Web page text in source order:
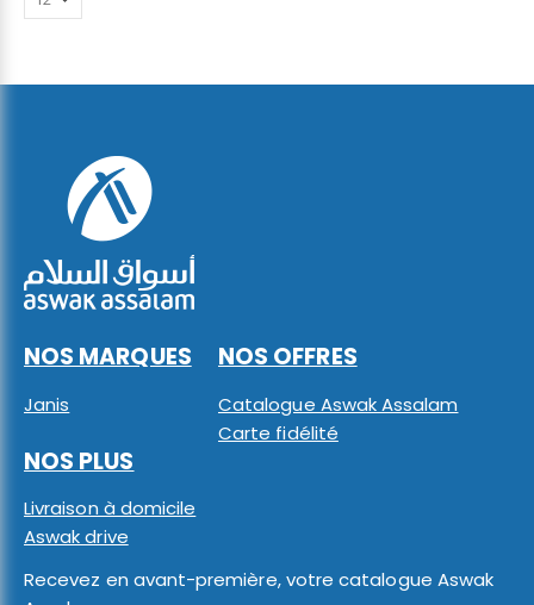
NOS MARQUES
Janis
NOS OFFRES
Catalogue Aswak Assalam
Carte fidélité
NOS PLUS
Livraison à domicile
Aswak drive
Recevez en avant-première, votre catalogue Aswak